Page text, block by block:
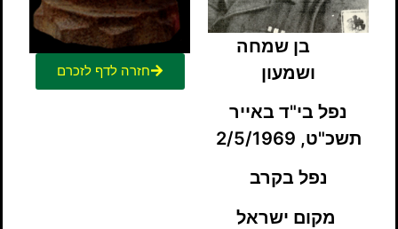
בן שמחה
ושמעון
נפל בי"ד באייר
תשכ"ט, 2/5/1969
נפל בקרב
מקום ישראל
חזרה לדף לזכרם